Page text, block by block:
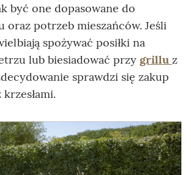
być one dopasowane do
oraz potrzeb mieszańców. Jeśli
spożywać posiłki na
lub biesiadować przy grillu z
sprawdzi się zakup